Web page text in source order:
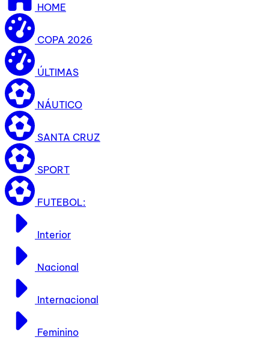
HOME
COPA 2026
ÚLTIMAS
NÁUTICO
SANTA CRUZ
SPORT
FUTEBOL:
Interior
Nacional
Internacional
Feminino